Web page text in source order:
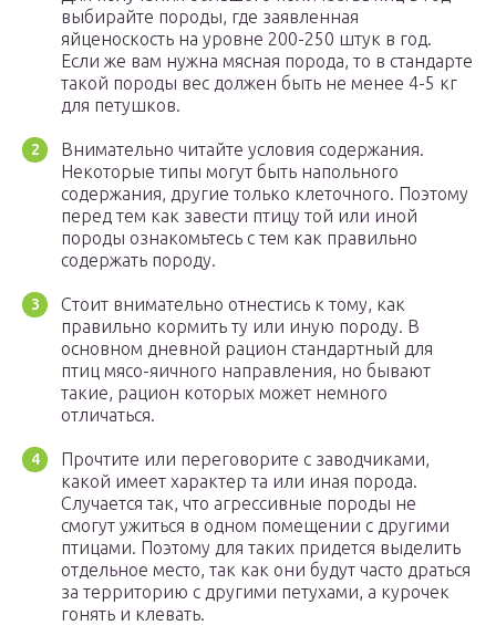
выбирайте породы, где заявленная
яйценоскость на уровне 200-250 штук в год.
Если же вам нужна мясная порода, то в стандарте
такой породы вес должен быть не менее 4-5 кг
для петушков.
Внимательно читайте условия содержания.
Некоторые типы могут быть напольного
содержания, другие только клеточного. Поэтому
перед тем как завести птицу той или иной
породы ознакомьтесь с тем как правильно
содержать породу.
Стоит внимательно отнестись к тому, как
правильно кормить ту или иную породу. В
основном дневной рацион стандартный для
птиц мясо-яичного направления, но бывают
такие, рацион которых может немного
отличаться.
Прочтите или переговорите с заводчиками,
какой имеет характер та или иная порода.
Случается так, что агрессивные породы не
смогут ужиться в одном помещении с другими
птицами. Поэтому для таких придется выделить
отдельное место, так как они будут часто драться
за территорию с другими петухами, а курочек
гонять и клевать.